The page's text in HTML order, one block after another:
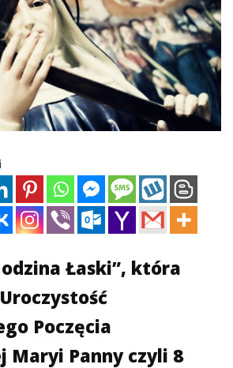
Łaski”, która
Poczęcia
Maryi Panny czyli 8